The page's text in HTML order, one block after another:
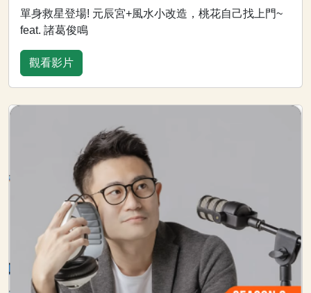
單身救星登場! 元辰宮+風水小改造，桃花自己找上門~
feat. 諸葛俊鳴
觀看影片